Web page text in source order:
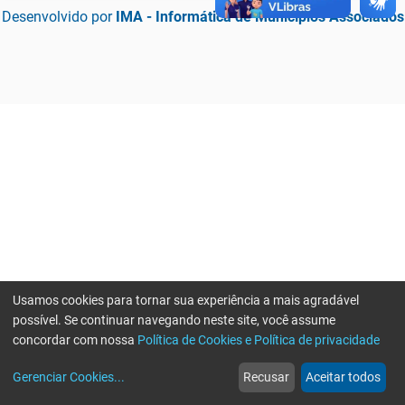
Desenvolvido por IMA - Informática de Municípios Associados
web
Notícias
more_horiz
Mais
Usamos cookies para tornar sua experiência a mais agradável
possível. Se continuar navegando neste site, você assume
concordar com nossa Política de Cookies e Política de privacidade
Gerenciar Cookies... Recusar Aceitar todos
Erro ao enviar informações, por favor tente novamente